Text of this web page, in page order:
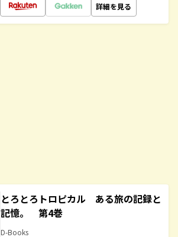
詳細を見る
とろとろトロピカル ある旅の記録と
記憶。 第4巻
D-Books